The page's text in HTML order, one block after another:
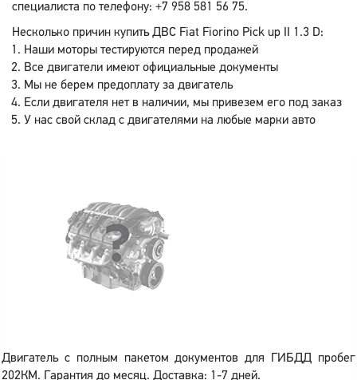
специалиста по телефону: +7 958 581 56 75.
Несколько причин купить ДВС Fiat Fiorino Pick up II 1.3 D:
Наши моторы тестируются перед продажей
Все двигатели имеют официальные документы
Мы не берем предоплату за двигатель
Если двигателя нет в наличии, мы привезем его под заказ
У нас свой склад с двигателями на любые марки авто
Двигатель с полным пакетом документов для ГИБДД пробег
202КМ. Гарантия до месяц. Доставка: 1-7 дней.